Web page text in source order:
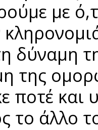
με
δύναμη
της
ποτέ
το άλλο